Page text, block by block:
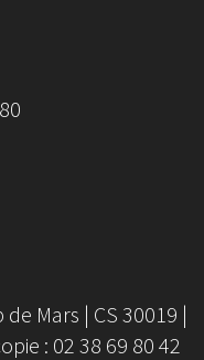
Mars | CS 30019 |
: 02 38 69 80 42